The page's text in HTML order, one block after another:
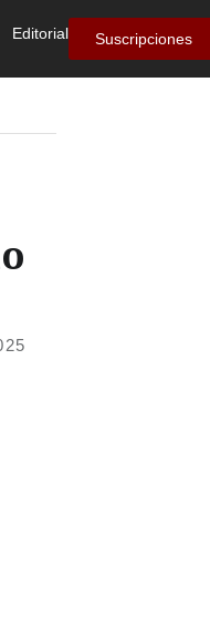
Editorial Suscripciones